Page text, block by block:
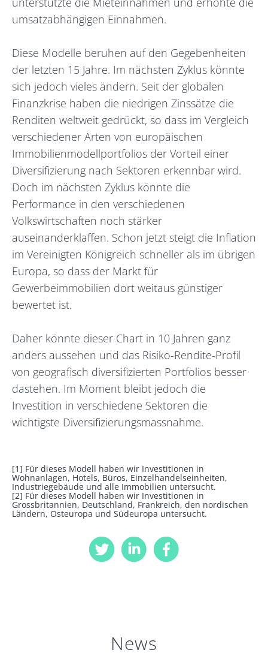
umsatzabhängigen Einnahmen.
Diese Modelle beruhen auf den Gegebenheiten
der letzten 15 Jahre. Im nächsten Zyklus könnte
sich jedoch vieles ändern. Seit der globalen
Finanzkrise haben die niedrigen Zinssätze die
Renditen weltweit gedrückt, so dass im Vergleich
verschiedener Arten von europäischen
Immobilienmodellportfolios der Vorteil einer
Diversifizierung nach Sektoren erkennbar wird.
Doch im nächsten Zyklus könnte die
Performance in den verschiedenen
Volkswirtschaften noch stärker
auseinanderklaffen. Schon jetzt steigt die Inflation
im Vereinigten Königreich schneller als im übrigen
Europa, so dass der Markt für
Gewerbeimmobilien dort weitaus günstiger
bewertet ist.
Daher könnte dieser Chart in 10 Jahren ganz
anders aussehen und das Risiko-Rendite-Profil
von geografisch diversifizierten Portfolios besser
dastehen. Im Moment bleibt jedoch die
Investition in verschiedene Sektoren die
wichtigste Diversifizierungsmassnahme.
[1] Für dieses Modell haben wir Investitionen in
Wohnanlagen, Hotels, Büros, Einzelhandelseinheiten,
Industriegebäude und alle Immobilien untersucht.
[2] Für dieses Modell haben wir Investitionen in
Grossbritannien, Deutschland, Frankreich, den nordischen
Ländern, Osteuropa und Südeuropa untersucht.
News